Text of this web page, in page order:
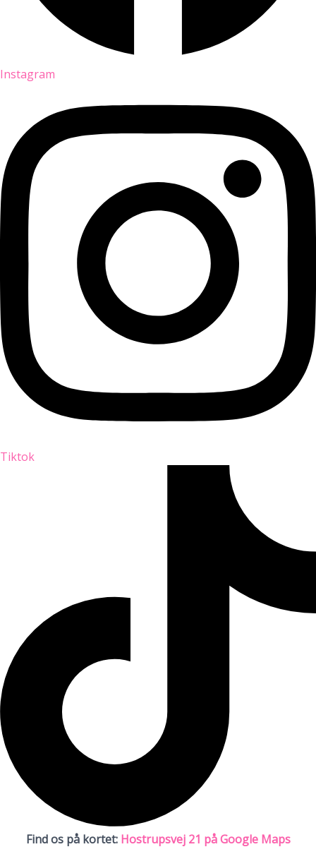
Instagram
Tiktok
Find os på kortet: Hostrupsvej 21 på Google Maps